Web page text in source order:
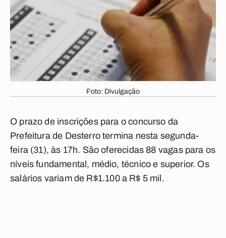
Foto: Divulgação
O prazo de inscrições para o concurso da
Prefeitura de Desterro termina nesta segunda-
feira (31), às 17h. São oferecidas 88 vagas para os
níveis fundamental, médio, técnico e superior. Os
salários variam de R$1.100 a R$ 5 mil.